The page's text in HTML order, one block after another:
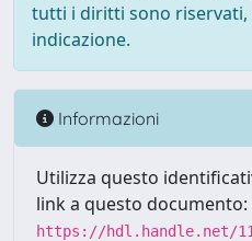
tutti i diritti sono riservati,
indicazione.
Informazioni
Utilizza questo
link a questo documento:
https://hdl.handle.net/